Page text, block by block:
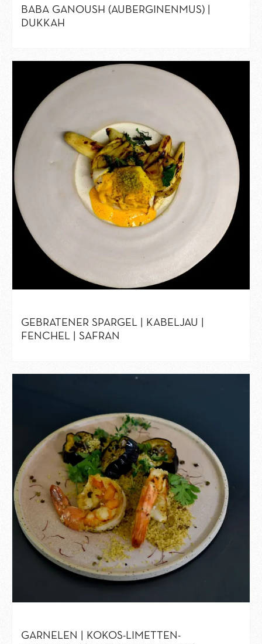
BABA GANOUSH (AUBERGINENMUS) |
DUKKAH
GEBRATENER SPARGEL | KABELJAU |
FENCHEL | SAFRAN
GARNELEN | KOKOS-LIMETTEN-